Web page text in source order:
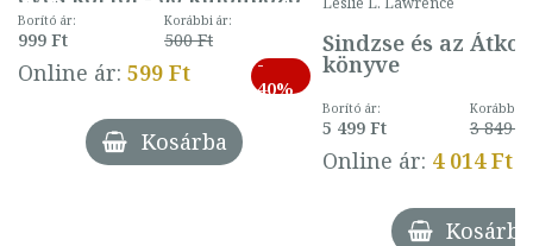
mintával (gombás)
Borító ár:
999 Ft
Korábbi ár:
500 Ft
Online ár: 599 Ft
-
40%
Kosárba
Sindzse és az Átkok
könyve
Borító ár:
5 499 Ft
Korábbi
3 849 Ft
Online ár: 4 014 Ft
Kosárba